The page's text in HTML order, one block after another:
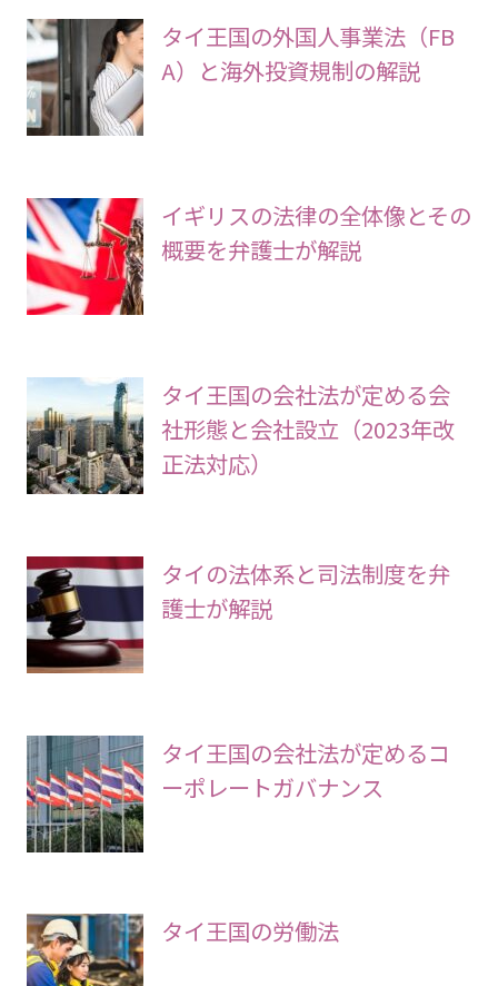
タイ王国の外国人事業法（FB
A）と海外投資規制の解説
イギリスの法律の全体像とその
概要を弁護士が解説
タイ王国の会社法が定める会
社形態と会社設立（2023年改
正法対応）
タイの法体系と司法制度を弁
護士が解説
タイ王国の会社法が定めるコ
ーポレートガバナンス
タイ王国の労働法